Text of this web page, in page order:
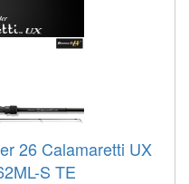
26 Calamaretti UX
S TE